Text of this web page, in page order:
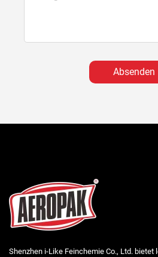
Absenden
Shenzhen i-Like Feinchemie Co., Ltd.